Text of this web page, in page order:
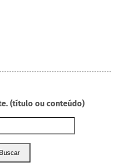
(título ou conteúdo)
Buscar